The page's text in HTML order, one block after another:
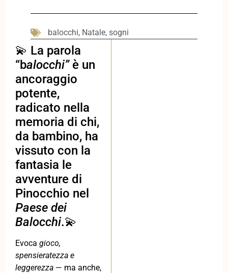
balocchi, Natale, sogni
💫 La parola
“balocchi” è un
ancoraggio
potente,
radicato nella
memoria di chi,
da bambino, ha
vissuto con la
fantasia le
avventure di
Pinocchio nel
Paese dei
Balocchi.💫
Evoca gioco,
spensieratezza e
leggerezza — ma anche,